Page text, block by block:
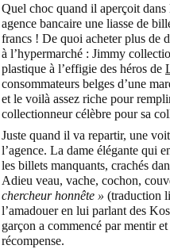
Quel choc quand il aperçoit
agence bancaire une liasse de
francs ! De quoi acheter plus de
à l’hypermarché : Jimmy
plastique à l’effigie des héros de
consommateurs belges d’une
et le voilà assez riche pour
collectionneur célèbre pour sa
Juste quand il va repartir, une
l’agence. La dame élégante qui
les billets manquants, crachés
Adieu veau, vache, cochon,
chercheur honnête » (traduction
l’amadouer en lui parlant des
garçon a commencé par mentir
récompense.